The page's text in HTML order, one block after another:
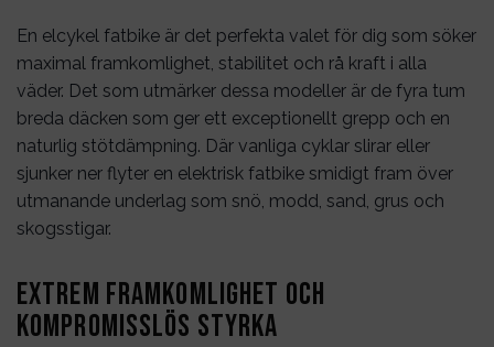
En elcykel fatbike är det perfekta valet för dig som söker
maximal framkomlighet, stabilitet och rå kraft i alla
väder. Det som utmärker dessa modeller är de fyra tum
breda däcken som ger ett exceptionellt grepp och en
naturlig stötdämpning. Där vanliga cyklar slirar eller
sjunker ner flyter en elektrisk fatbike smidigt fram över
utmanande underlag som snö, modd, sand, grus och
skogsstigar.
Extrem framkomlighet och
kompromisslös styrka